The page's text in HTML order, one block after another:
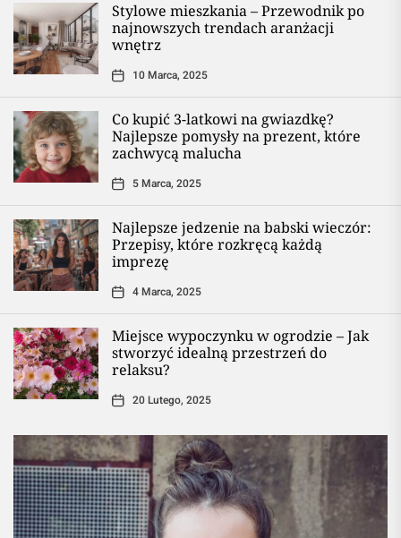
Stylowe mieszkania – Przewodnik po
najnowszych trendach aranżacji
wnętrz
10 Marca, 2025
Co kupić 3-latkowi na gwiazdkę?
Najlepsze pomysły na prezent, które
zachwycą malucha
5 Marca, 2025
Najlepsze jedzenie na babski wieczór:
Przepisy, które rozkręcą każdą
imprezę
4 Marca, 2025
Miejsce wypoczynku w ogrodzie – Jak
stworzyć idealną przestrzeń do
relaksu?
20 Lutego, 2025